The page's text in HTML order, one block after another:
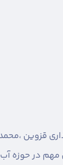
قزوین ،
مهم در حوزه